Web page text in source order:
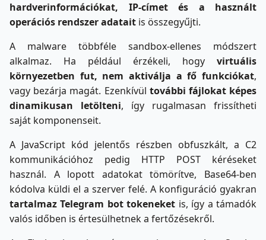
hardverinformációkat, IP-címet és a használt
operációs rendszer adatait is összegyűjti.
A malware többféle sandbox-ellenes módszert
alkalmaz. Ha például érzékeli, hogy virtuális
környezetben fut, nem aktiválja a fő funkciókat,
vagy bezárja magát. Ezenkívül további fájlokat képes
dinamikusan letölteni, így rugalmasan frissítheti
saját komponenseit.
A JavaScript kód jelentős részben obfuszkált, a C2
kommunikációhoz pedig HTTP POST kéréseket
használ. A lopott adatokat tömörítve, Base64-ben
kódolva küldi el a szerver felé. A konfiguráció gyakran
tartalmaz Telegram bot tokeneket is, így a támadók
valós időben is értesülhetnek a fertőzésekről.